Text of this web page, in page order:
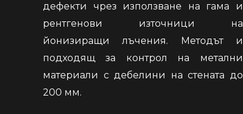
дефекти чрез използване на гама и
рентгенови източници на
йонизиращи лъчения. Методът и
подходящ за контрол на метални
материали с дебелини на стената до
200 мм.